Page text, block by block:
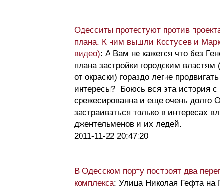
Одесситы протестуют против
плана. К ним вышли Костусев и
видео): А Вам не кажется что без
плана застройки городским властям
от окраски) гораздо легче
интересы? Боюсь вся эта история с
срежесированна и еще очень долго
застраиваться только в интересах
джентельменов и их ледей.
2011-11-22 20:47:20
В Одесском порту построят два
комплекса: Улица Николая Гефта на